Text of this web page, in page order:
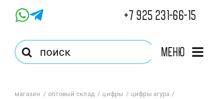
+7 925 231-66-15
Результат
поиска:
Меню
магазин оптовый склад цифры
цифры агура